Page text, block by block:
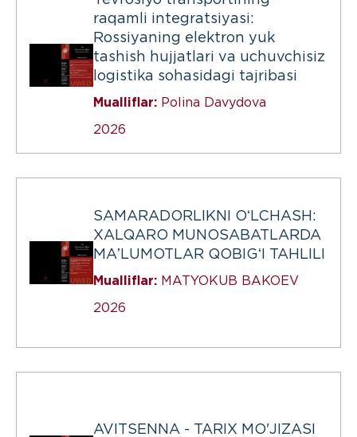
raqamli integratsiyasi:
Rossiyaning elektron yuk
tashish hujjatlari va uchuvchisiz
logistika sohasidagi tajribasi
Mualliflar: Polina Davydova
2026
SAMARADORLIKNI OʻLCHASH:
XALQARO MUNOSABATLARDA
MAʼLUMOTLAR QOBIGʻI TAHLILI
Mualliflar: MATYOKUB BAKOEV
2026
AVITSENNA - TARIX MO'JIZASI